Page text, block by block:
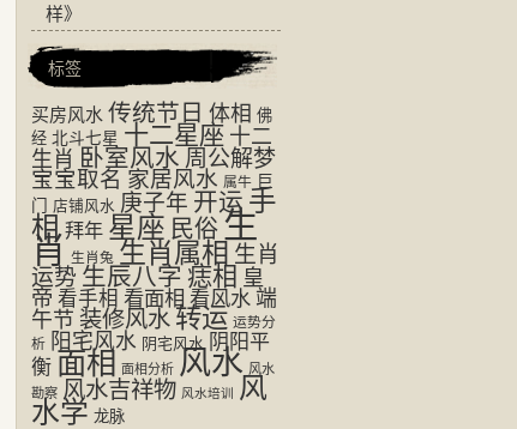
样》
标签
买房风水 传统节日 体相 佛
经 北斗七星 十二星座 十二
生肖 卧室风水 周公解梦
宝宝取名 家居风水 属牛 巨
门
店铺风水 庚子年 开运 手
相 拜年 星座 民俗生
肖 生肖兔 生肖属相 生肖
运势 生辰八字 痣相 皇
帝 看手相 看面相 看风水 端
午节 装修风水转运 运势分
析 阳宅风水 阴宅风水 阴阳平
衡 面相 面相分析 风水 风水
勘察 风水吉祥物 风水培训 风
水学 龙脉